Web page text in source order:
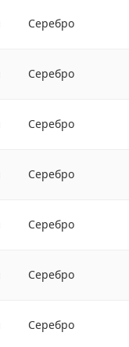
Серебро
Серебро
Серебро
Серебро
Серебро
Серебро
Серебро